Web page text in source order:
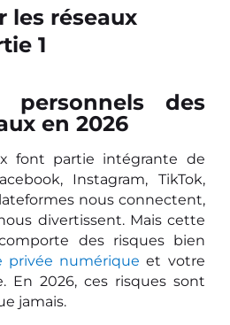
les réseaux
1
personnels des
en 2026
font partie intégrante de
Instagram, TikTok,
nous connectent,
divertissent. Mais cette
des risques bien
privée numérique et votre
En 2026, ces risques sont
jamais.